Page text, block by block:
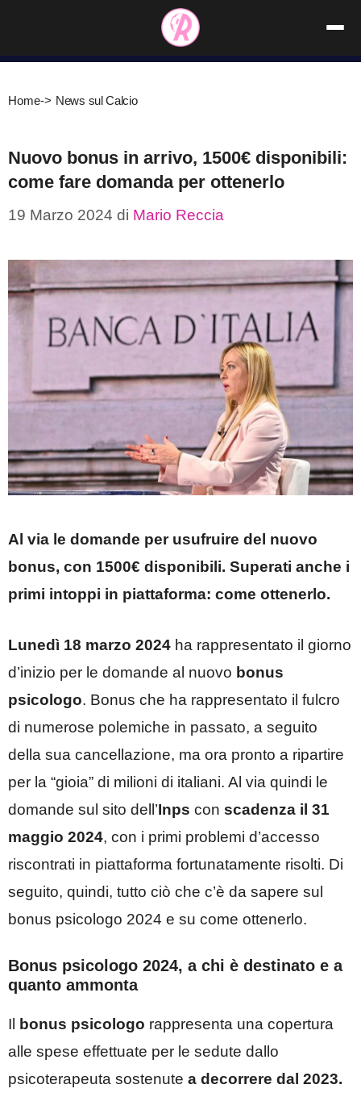
contenuto
Home-> News sul Calcio
Nuovo bonus in arrivo, 1500€ disponibili:
come fare domanda per ottenerlo
19 Marzo 2024 di Mario Reccia
Al via le domande per usufruire del nuovo
bonus, con 1500€ disponibili. Superati anche i
primi intoppi in piattaforma: come ottenerlo.
Lunedì 18 marzo 2024 ha rappresentato il giorno
d’inizio per le domande al nuovo bonus
psicologo. Bonus che ha rappresentato il fulcro
di numerose polemiche in passato, a seguito
della sua cancellazione, ma ora pronto a ripartire
per la “gioia” di milioni di italiani. Al via quindi le
domande sul sito dell’Inps con scadenza il 31
maggio 2024, con i primi problemi d’accesso
riscontrati in piattaforma fortunatamente risolti. Di
seguito, quindi, tutto ciò che c’è da sapere sul
bonus psicologo 2024 e su come ottenerlo.
Bonus psicologo 2024, a chi è destinato e a
quanto ammonta
Il bonus psicologo rappresenta una copertura
alle spese effettuate per le sedute dallo
psicoterapeuta sostenute a decorrere dal 2023.